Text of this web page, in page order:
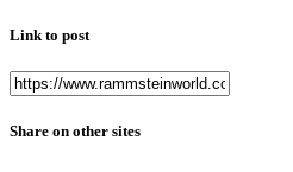
Link to post
Share on other sites